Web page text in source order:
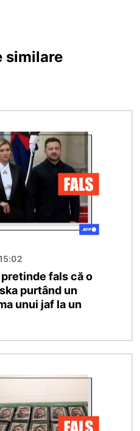
similare
fals că o
purtând un
unui jaf la un